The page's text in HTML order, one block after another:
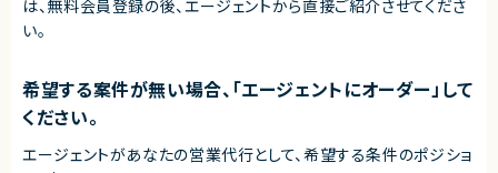
は、無料会員登録の後、エージェントから直接ご紹介させてくださ
い。
希望する案件が無い場合、「エージェントにオーダー」して
ください。
エージェントがあなたの営業代行として、希望する条件のポジショ